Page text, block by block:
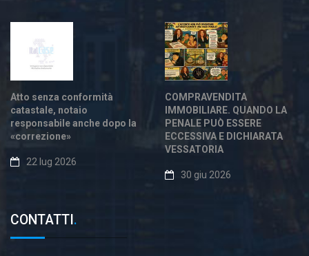
Atto senza conformità
catastale, notaio
responsabile anche dopo la
«correzione»
22 lug 2026
COMPRAVENDITA
IMMOBILIARE. QUANDO LA
PENALE PUÒ ESSERE
ECCESSIVA E DICHIARATA
VESSATORIA
30 giu 2026
CONTATTI .